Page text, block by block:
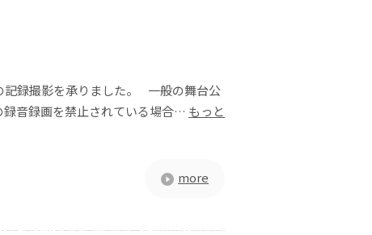
記録撮影を承りました。 一般の舞台公
録音録画を禁止されている場合… もっと
more